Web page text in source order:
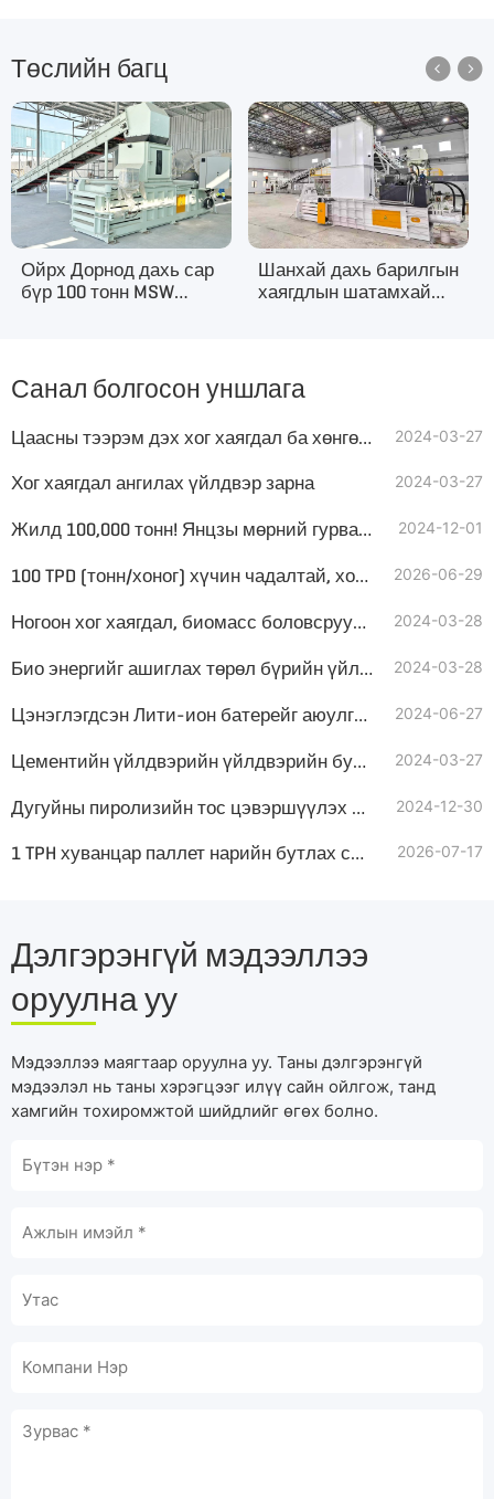
Төслийн багц
Ойрх Дорнод дахь сар
бүр 100 тонн MSW
боодоллогч
Шанхай дахь барилгын
хаягдлын шатамхай
хаягдал шахагч
 
Санал болгосон уншлага
Цаасны тээрэм дэх хог хаягдал ба хөнгөн үлдэгдлийг өөр түлш болгон ашиглах 2024-03-27
Хог хаягдал ангилах үйлдвэр зарна 2024-03-27
Жилд 100,000 тонн! Янцзы мөрний гурвалжин бүсийн хог хаягдал болсон нэхмэлийн RDF үйлдвэрлэлийн шугам нүүрстөрөгчийн давхар зорилтыг дэмжинэ 2024-12-01
100 TPD (тонн/хоног) хүчин чадалтай, хотын хатуу хог хаягдлаас (MSW) RDF (хогноос гаргасан түлш) мөхлөг үйлдвэрлэх шугамын үндсэн тоног төхөөрөмж 2026-06-29
Ногоон хог хаягдал, биомасс боловсруулах хос босоо амтай бутлагч 2024-03-28
Био энергийг ашиглах төрөл бүрийн үйлдвэрлэлийн бутлагч байдаг 2024-03-28
Цэнэглэгдсэн Лити-ион батерейг аюулгүй бутлах систем 2024-06-27
Цементийн үйлдвэрийн үйлдвэрийн бутлагч 2024-03-27
Дугуйны пиролизийн тос цэвэршүүлэх системийн үнэ хэд вэ? 2024-12-30
1 TPH хуванцар паллет нарийн бутлах систем хэрхэн харагддаг вэ? 2026-07-17
Дэлгэрэнгүй мэдээллээ
оруулна уу
Мэдээллээ маягтаар оруулна уу. Таны дэлгэрэнгүй
мэдээлэл нь таны хэрэгцээг илүү сайн ойлгож, танд
хамгийн тохиромжтой шийдлийг өгөх болно.